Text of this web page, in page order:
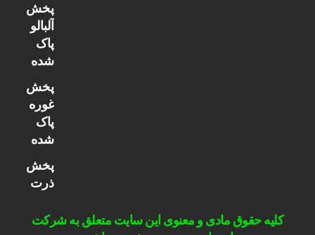
پخش
آلبالو
پاک
شده
پخش
غوره
پاک
شده
پخش
ذرت
کلیه حقوق مادی و معنوی این سایت متعلق به شرکت